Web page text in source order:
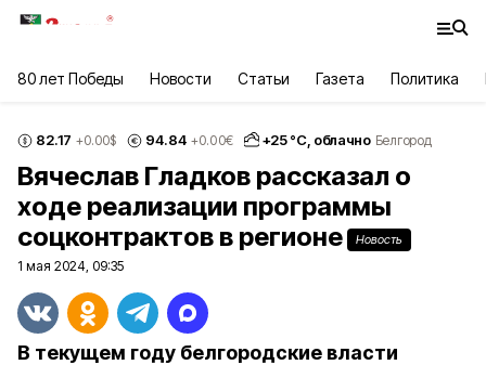
80 лет Победы Новости Статьи Газета Политика
82.17 +0.00$ 94.84 +0.00€ +25°С, облачно Белгород
Вячеслав Гладков рассказал о
ходе реализации программы
соцконтрактов в регионе
Новость
1 мая 2024, 09:35
В текущем году белгородские власти